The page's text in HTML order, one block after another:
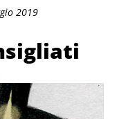
2019